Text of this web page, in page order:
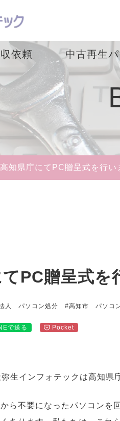
依頼
一覧
る
中古再生
知県庁にてPC贈呈式を行い
PC贈呈式を
人 パソコン処分 #高知市 パソコ
で送る Pocket
生インフォテックは高知県
ら不要になったパソコンを